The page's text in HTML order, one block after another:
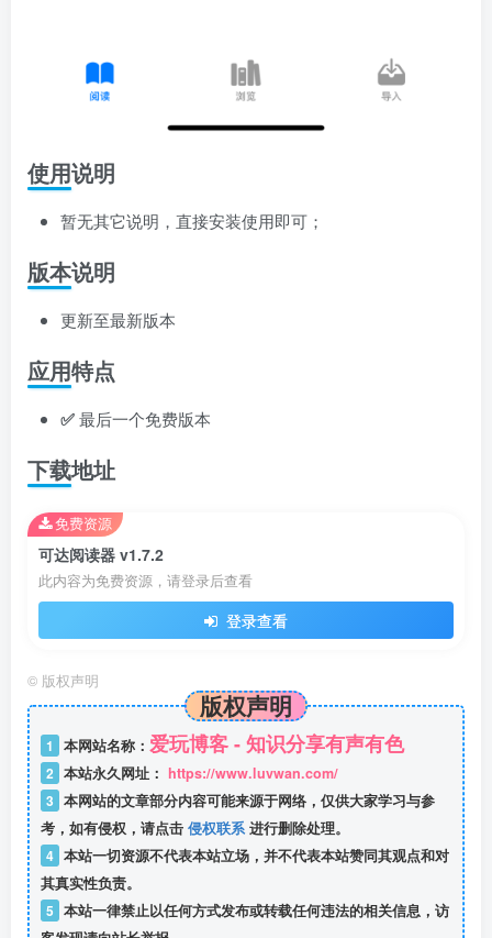
使用说明
暂无其它说明，直接安装使用即可；
版本说明
更新至最新版本
应用特点
✅最后一个免费版本
下载地址
可达阅读器 v1.7.2
此内容为免费资源，请登录后查看
登录查看
免费资源
© 版权声明
版权声明
1 本网站名称： 爱玩博客 - 知识分享有声有色
2 本站永久网址： https://www.luvwan.com/
3 本网站的文章部分内容可能来源于网络，仅供大家学习与参
考，如有侵权，请点击 侵权联系 进行删除处理。
4 本站一切资源不代表本站立场，并不代表本站赞同其观点和对
其真实性负责。
5 本站一律禁止以任何方式发布或转载任何违法的相关信息，访